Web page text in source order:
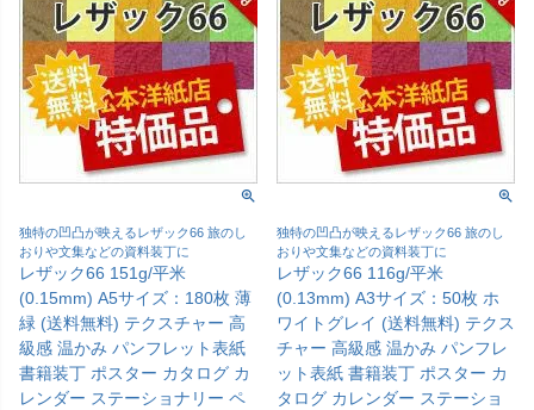
独特の凹凸が映えるレザック66 旅のし
おりや文集などの資料装丁に
レザック66 151g/平米
(0.15mm) A5サイズ：180枚 薄
緑 (送料無料) テクスチャー 高
級感 温かみ パンフレット表紙
書籍装丁 ポスター カタログ カ
レンダー ステーショナリー ペ
独特の凹凸が映えるレザック66 旅のし
おりや文集などの資料装丁に
レザック66 116g/平米
(0.13mm) A3サイズ：50枚 ホ
ワイトグレイ (送料無料) テクス
チャー 高級感 温かみ パンフレ
ット表紙 書籍装丁 ポスター カ
タログ カレンダー ステーショ